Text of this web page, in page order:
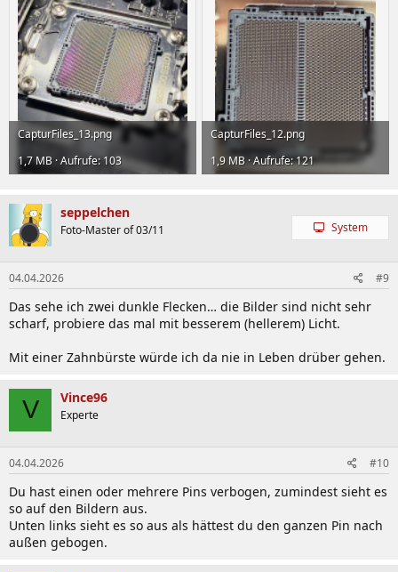
CapturFiles_13.png
1,7 MB · Aufrufe: 103
CapturFiles_12.png
1,9 MB · Aufrufe: 121
seppelchen
Foto-Master of 03/11 System
04.04.2026 #9
Das sehe ich zwei dunkle Flecken… die Bilder sind nicht sehr
scharf, probiere das mal mit besserem (hellerem) Licht.
Mit einer Zahnbürste würde ich da nie in Leben drüber gehen.
V Vince96
Experte
04.04.2026 #10
Du hast einen oder mehrere Pins verbogen, zumindest sieht es
so auf den Bildern aus.
Unten links sieht es so aus als hättest du den ganzen Pin nach
außen gebogen.